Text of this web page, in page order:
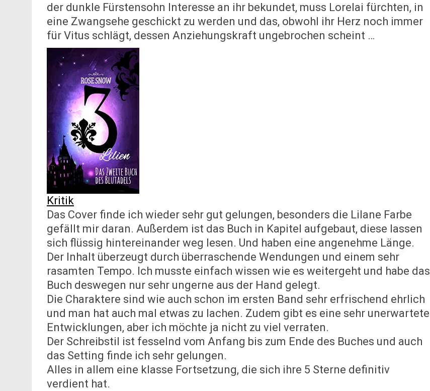
der dunkle Fürstensohn Interesse an ihr bekundet, muss Lorelai fürchten, in
eine Zwangsehe geschickt zu werden und das, obwohl ihr Herz noch immer
für Vitus schlägt, dessen Anziehungskraft ungebrochen scheint …
Kritik
Das Cover finde ich wieder sehr gut gelungen, besonders die Lilane Farbe
gefällt mir daran. Außerdem ist das Buch in Kapitel aufgebaut, diese lassen
sich flüssig hintereinander weg lesen. Und haben eine angenehme Länge.
Der Inhalt überzeugt durch überraschende Wendungen und einem sehr
rasamten Tempo. Ich musste einfach wissen wie es weitergeht und habe das
Buch deswegen nur sehr ungerne aus der Hand gelegt.
Die Charaktere sind wie auch schon im ersten Band sehr erfrischend ehrlich
und man hat auch mal etwas zu lachen. Zudem gibt es eine sehr unerwartete
Entwicklungen, aber ich möchte ja nicht zu viel verraten.
Der Schreibstil ist fesselnd vom Anfang bis zum Ende des Buches und auch
das Setting finde ich sehr gelungen.
Alles in allem eine klasse Fortsetzung, die sich ihre 5 Sterne definitiv
verdient hat.